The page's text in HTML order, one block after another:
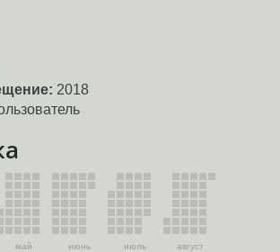
2018
май июнь июль август